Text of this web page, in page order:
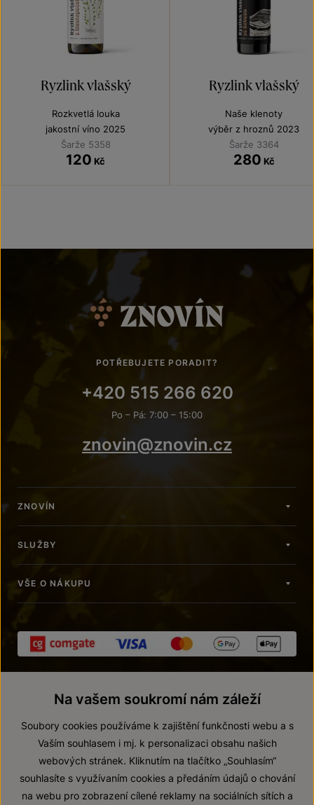
Ryzlink vlašský
Rozkvetlá louka
jakostní víno 2025
Šarže 5358
120 Kč
Ryzlink vlašský
Naše klenoty
výběr z hroznů 2023
Šarže 3364
280 Kč
POTŘEBUJETE PORADIT?
+420 515 266 620
Po – Pá: 7:00 – 15:00
znovin@znovin.cz
ZNOVÍN
SLUŽBY
VŠE O NÁKUPU
© 2026 ZNOVÍN ZNOJMO, a. s.
Na vašem soukromí nám záleží
Soubory cookies používáme k zajištění funkčnosti webu a s
Vaším souhlasem i mj. k personalizaci obsahu našich
webových stránek. Kliknutím na tlačítko „Souhlasím“
souhlasíte s využívaním cookies a předáním údajů o chování
na webu pro zobrazení cílené reklamy na sociálních sítích a